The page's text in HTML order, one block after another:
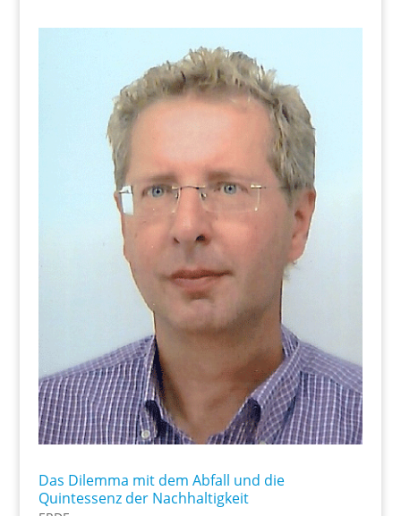
Das Dilemma mit dem Abfall und die
Quintessenz der Nachhaltigkeit